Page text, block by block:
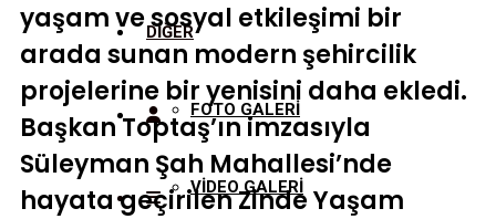
DİĞER
FOTO GALERİ
VİDEO GALERİ
yaşam ve sosyal etkileşimi bir
arada sunan modern şehircilik
projelerine bir yenisini daha ekledi.
Başkan Toptaş’ın imzasıyla
Süleyman Şah Mahallesi’nde
hayata geçirilen Zinde Yaşam